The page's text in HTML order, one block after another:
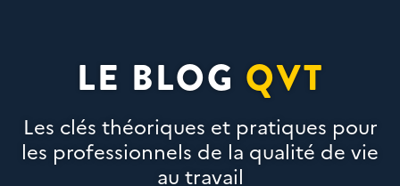
LE BLOG QVT
Les clés théoriques et pratiques pour
les professionnels de la qualité de vie
au travail